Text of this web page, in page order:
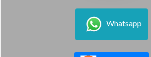
Whatsapp